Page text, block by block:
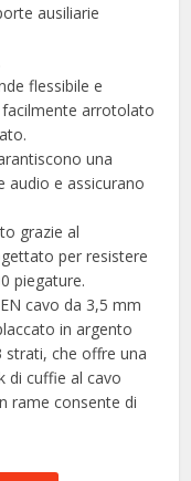
ausiliarie
flessibile e
arrotolato
una
audio e assicurano
grazie al
per resistere
piegature.
cavo da 3,5 mm
in argento
strati, che offre una
di cuffie al cavo
rame consente di